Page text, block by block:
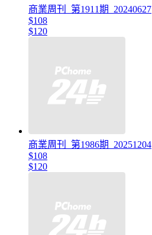
商業周刊_第1911期_20240627
$108
$120
商業周刊_第1986期_20251204
$108
$120